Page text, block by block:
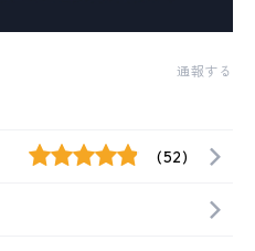
通報する
(52)